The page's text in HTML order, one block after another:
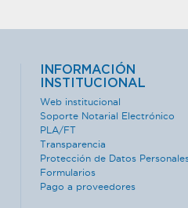
INFORMACIÓN
INSTITUCIONAL
Web institucional
Soporte Notarial Electrónico
PLA/FT
Transparencia
Protección de Datos
Formularios
Pago a proveedores